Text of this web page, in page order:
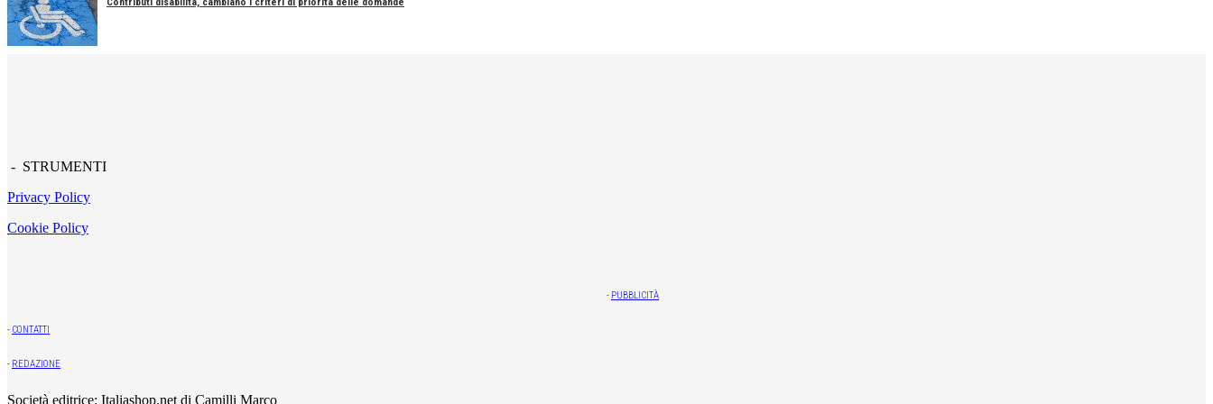
- STRUMENTI
Privacy Policy
Cookie Policy
- PUBBLICITÀ
- CONTATTI
- REDAZIONE
Società editrice: Italiashop.net di Camilli Marco